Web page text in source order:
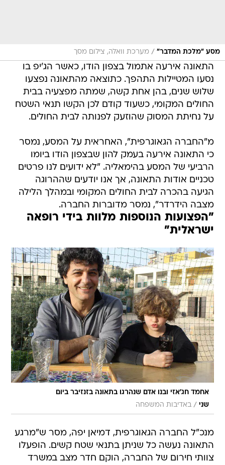
מסע "מלכת המדבר" / מערכת וואלה, צילום מסך
התאונה אירעה אתמול בצפון הודו, כאשר הג'יפ בו
נסעו המטיילות התהפך. כתוצאה מהתאונה נפצעו
שלוש שנים, בהן אחת קשה, שמתה מפצעיה בבית
החולים המקומי, כשעוד קודם לכן הקשו תנאי השטח
על נחיתת המסוק שהוזעק לפנותה לבית החולים.
מ"החברה הגאוגרפית", האחראית על המסע, נמסר
כי התאונה אירעה בעמק להון שבצפון הודו ביומו
הרביעי של המסע בהימאליה. "לא ידועים לנו פרטים
טכניים אודות התאונה, אך אנו יודעים שההרוגה
הגיעה בהכרה לבית החולים המקומי ובמהלך הלילה
מצבה הידרדר", נמסר מדוברות החברה.
"הפצועות הנוספות מלוות בידי רופאה
ישראלית"
אחמד חג'אזי ובנו אדם שנהרגו בתאונה בזנזיבר ביום
שני / באדיבות המשפחה
מנכ"ל החברה הגאוגרפית, דמיאן יפה, מסר ש"מרגע
התאונה נעשה כל שניתן בתנאי שטח קשים. הופעלו
צוותי חירום של החברה, הוקם חדר מצב במשרד